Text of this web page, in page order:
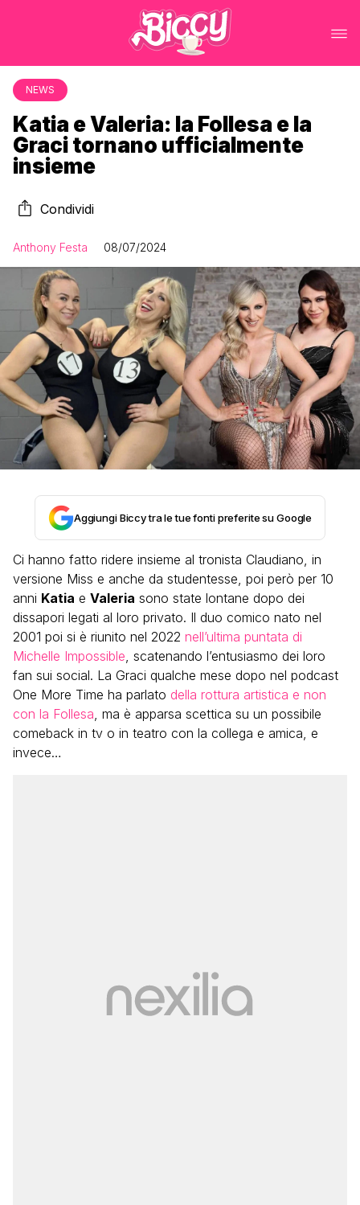
NEWS
Katia e Valeria: la Follesa e la
Graci tornano ufficialmente
insieme
Condividi
Anthony Festa 08/07/2024
Aggiungi Biccy tra le tue fonti preferite su Google
Ci hanno fatto ridere insieme al tronista Claudiano, in
versione Miss e anche da studentesse, poi però per 10
anni Katia e Valeria sono state lontane dopo dei
dissapori legati al loro privato. Il duo comico nato nel
2001 poi si è riunito nel 2022 nell’ultima puntata di
Michelle Impossible, scatenando l’entusiasmo dei loro
fan sui social. La Graci qualche mese dopo nel podcast
One More Time ha parlato della rottura artistica e non
con la Follesa, ma è apparsa scettica su un possibile
comeback in tv o in teatro con la collega e amica, e
invece…